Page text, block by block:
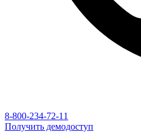
8-800-234-72-11
Получить демодоступ